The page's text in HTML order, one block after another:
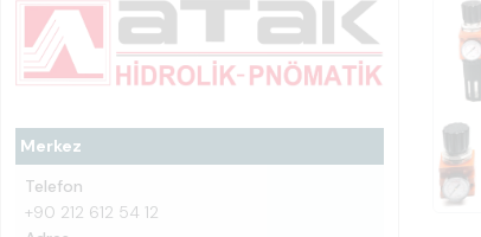
Merkez
Telefon
+90 212 612 54 12